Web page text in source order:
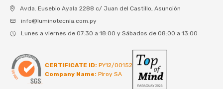
Avda. Eusebio Ayala 2288 c/ Juan del Castillo, Asunción
info@luminotecnia.com.py
Lunes a viernes de 07:30 a 18:00 y Sábados de 08:00 a 13:00
CERTIFICATE ID: PY12/00152
Company Name: Piroy SA